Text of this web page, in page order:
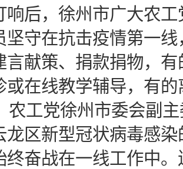
响后，徐州市广大农
坚守在抗击疫情第一
言献策、捐款捐物，
或在线教学辅导，有
农工党徐州市委会副
龙区新型冠状病毒感
终奋战在一线工作中